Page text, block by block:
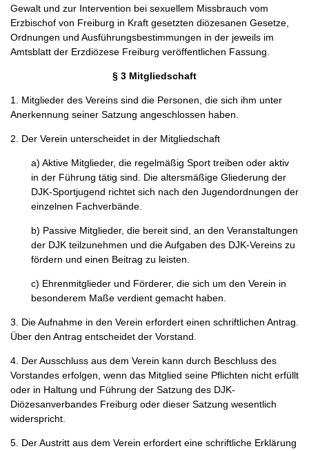
Gewalt und zur Intervention bei sexuellem Missbrauch vom
Erzbischof von Freiburg in Kraft gesetzten diözesanen Gesetze,
Ordnungen und Ausführungsbestimmungen in der jeweils im
Amtsblatt der Erzdiözese Freiburg veröffentlichen Fassung.
§ 3 Mitgliedschaft
1. Mitglieder des Vereins sind die Personen, die sich ihm unter
Anerkennung seiner Satzung angeschlossen haben.
2. Der Verein unterscheidet in der Mitgliedschaft
a) Aktive Mitglieder, die regelmäßig Sport treiben oder aktiv
in der Führung tätig sind. Die altersmäßige Gliederung der
DJK-Sportjugend richtet sich nach den Jugendordnungen der
einzelnen Fachverbände.
b) Passive Mitglieder, die bereit sind, an den Veranstaltungen
der DJK teilzunehmen und die Aufgaben des DJK-Vereins zu
fördern und einen Beitrag zu leisten.
c) Ehrenmitglieder und Förderer, die sich um den Verein in
besonderem Maße verdient gemacht haben.
3. Die Aufnahme in den Verein erfordert einen schriftlichen Antrag.
Über den Antrag entscheidet der Vorstand.
4. Der Ausschluss aus dem Verein kann durch Beschluss des
Vorstandes erfolgen, wenn das Mitglied seine Pflichten nicht erfüllt
oder in Haltung und Führung der Satzung des DJK-
Diözesanverbandes Freiburg oder dieser Satzung wesentlich
widerspricht.
5. Der Austritt aus dem Verein erfordert eine schriftliche Erklärung